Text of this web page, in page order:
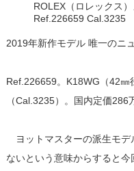
ROLEX（ロレックス
Ref.226659 Cal.3235
2019年新作モデル 唯一のニ
Ref.226659。K18WG（42㎜
（Cal.3235）。国内定価286
ヨットマスターの派生モデ
ないという意味からすると